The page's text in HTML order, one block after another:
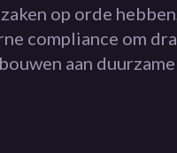
op orde
compliance om
aan